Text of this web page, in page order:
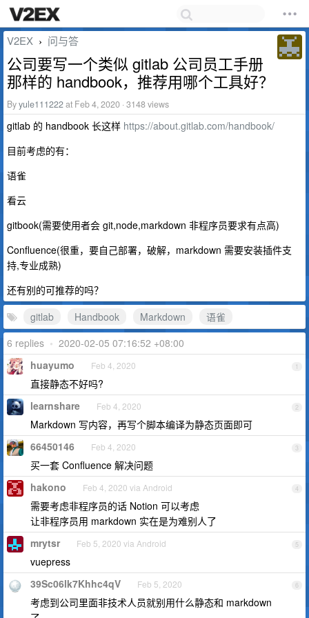
V2EX › 问与答
公司要写一个类似 gitlab 公司员工手册
那样的 handbook，推荐用哪个工具好？
Byyule111222at Feb 4, 2020 · 3148 views
gitlab 的 handbook 长这样 https://about.gitlab.com/handbook/
目前考虑的有：
语雀
看云
gitbook(需要使用者会 git,node,markdown 非程序员要求有点高)
Confluence(很重，要自己部署，破解，markdown 需要安装插件支
持,专业成熟)
还有别的可推荐的吗？
gitlab
Handbook Markdown
语雀
6 replies • 2020-02-05 07:16:52 +08:00
1
huayumo Feb 4, 2020
直接静态不好吗?
2
learnshare Feb 4, 2020
Markdown 写内容，再写个脚本编译为静态页面即可
3
66450146 Feb 4, 2020
买一套 Confluence 解决问题
4
hakono Feb 4, 2020 via Android
需要考虑非程序员的话 Notion 可以考虑
让非程序员用 markdown 实在是为难别人了
5
mrytsr Feb 5, 2020 via Android
vuepress
6
39Sc06lk7Khhc4qV Feb 5, 2020
考虑到公司里面非技术人员就别用什么静态和 markdown